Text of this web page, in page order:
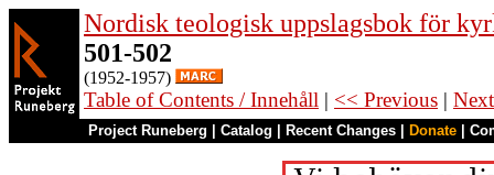
Nordisk teologisk uppslagsbok för
501-502
(1952-1957)
Table of Contents / Innehåll | << Previous |
Project Runeberg Catalog Recent Changes Donate